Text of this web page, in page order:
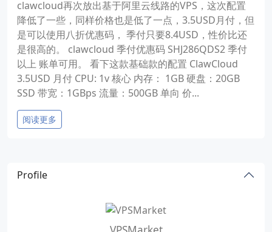
clawcloud再次放出基于阿里云线路的VPS，这次配置
降低了一些，同样价格也是低了一点，3.5USD月付，但
是可以使用八折优惠码， 季付只要8.4USD，性价比还
是很高的。 clawcloud 季付优惠码 SHJ286QDS2 季付
以上 账单可用。 看下这款基础款的配置 ClawCloud
3.5USD 月付 CPU: 1v 核心 内存： 1GB 硬盘：20GB
SSD 带宽：1GBps 流量：500GB 单向 价...
阅读更多
Profile